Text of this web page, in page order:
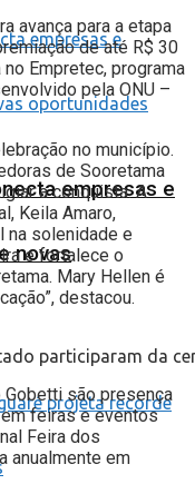
empresas e
novas
avança para a etapa
de até R$ 30
Empretec, programa
pela ONU –
no município.
de Sooretama
a conquista. A
Keila Amaro,
na solenidade e
e fortalece o
Mary Hellen é
destacou.
participaram da
são presença
feiras e eventos
Feira dos
anualmente em